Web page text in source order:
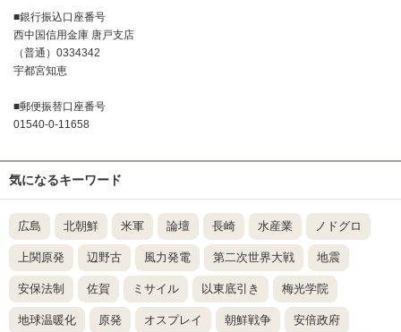
■銀行振込口座番号
西中国信用金庫 唐戸支店
（普通）0334342
宇都宮知恵
■郵便振替口座番号
01540-0-11658
気になるキーワード
広島 北朝鮮 米軍 論壇 長崎 水産業 ノドグロ
上関原発 辺野古 風力発電 第二次世界大戦 地震
安保法制 佐賀 ミサイル 以東底引き 梅光学院
地球温暖化 原発 オスプレイ 朝鮮戦争 安倍政府